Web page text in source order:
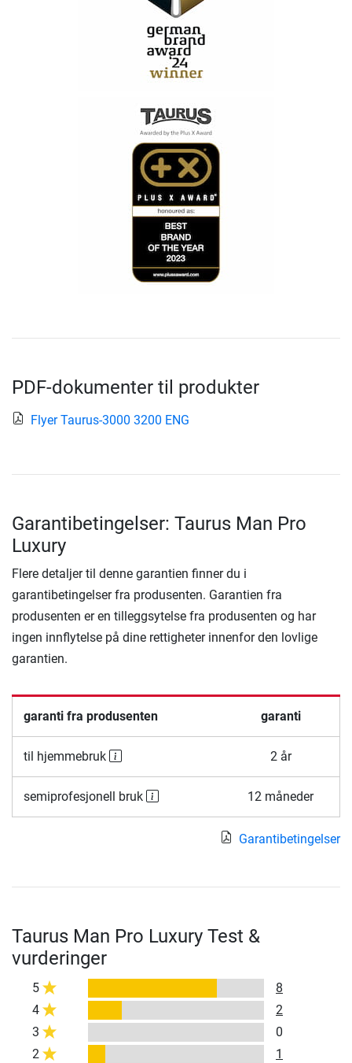
PDF-dokumenter til produkter
Flyer Taurus-3000 3200 ENG
Garantibetingelser: Taurus Man Pro
Luxury
Flere detaljer til denne garantien finner du i
garantibetingelser fra produsenten. Garantien fra
produsenten er en tilleggsytelse fra produsenten og har
ingen innflytelse på dine rettigheter innenfor den lovlige
garantien.
garanti fra produsenten garanti
til hjemmebruk 2 år
semiprofesjonell bruk 12 måneder
Garantibetingelser
Taurus Man Pro Luxury Test &
vurderinger
5
8
4
2
3
0
2
1